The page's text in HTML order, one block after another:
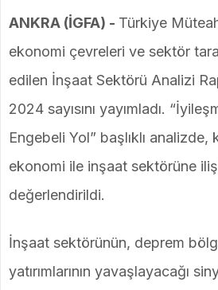
ANKRA (İGFA) - Türkiye
ekonomi çevreleri ve sektör
edilen İnşaat Sektörü Analizi
2024 sayısını yayımladı.
Engebeli Yol” başlıklı analizde,
ekonomi ile inşaat sektörüne
değerlendirildi.
İnşaat sektörünün, deprem
yatırımlarının yavaşlayacağı